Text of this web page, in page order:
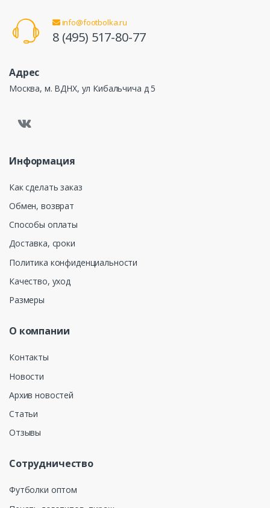
info@footbolka.ru
8 (495) 517-80-77
Адрес
Москва, м. ВДНХ, ул Кибальчича д 5
Информация
Как сделать заказ
Обмен, возврат
Способы оплаты
Доставка, сроки
Политика конфиденциальности
Качество, уход
Размеры
О компании
Контакты
Новости
Архив новостей
Статьи
Отзывы
Сотрудничество
Футболки оптом